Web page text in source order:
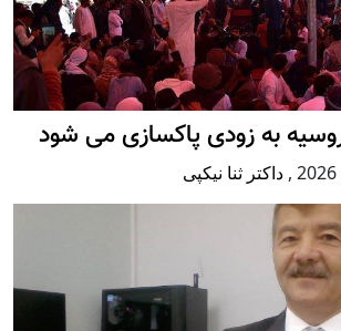
به زودی پاکسازی می شود
, داکتر ثنا نیکپی